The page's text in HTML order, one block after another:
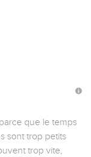
que le temps
sont trop petits
trop vite,